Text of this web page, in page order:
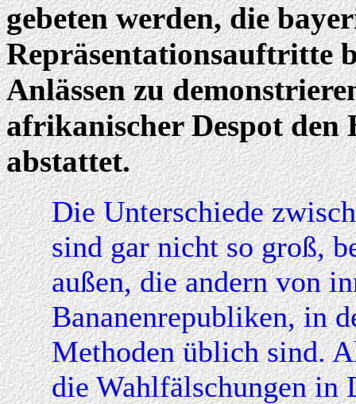
gebeten werden, die
Repräsentationsauftritte
Anlässen zu
afrikanischer Despot den
abstattet.
Die Unterschiede
sind gar nicht so groß,
außen, die andern von
Bananenrepubliken, in
Methoden üblich sind.
die Wahlfälschungen in